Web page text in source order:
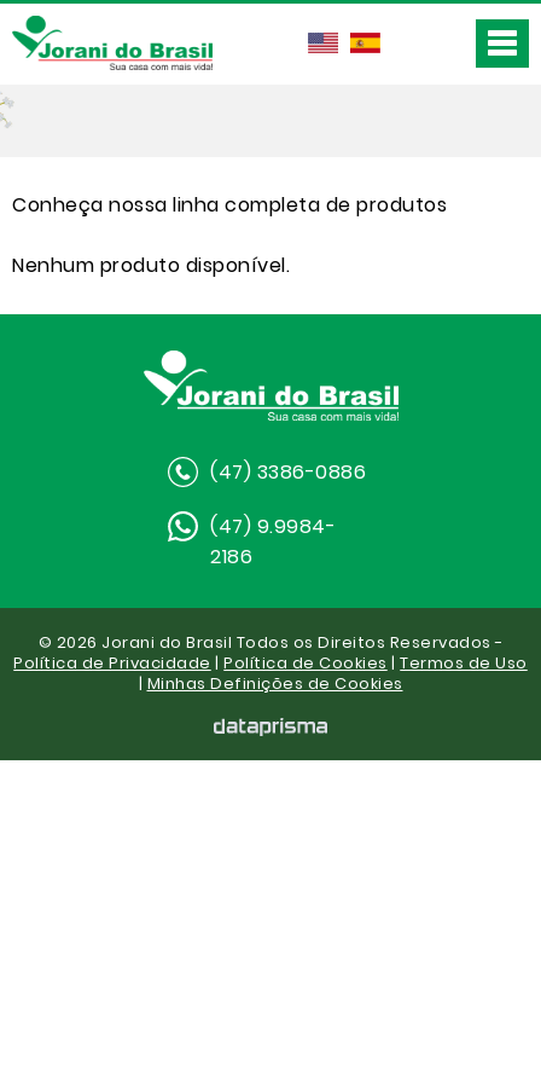
Conheça nossa linha completa de produtos
Nenhum produto disponível.
(47) 3386-0886
(47) 9.9984-
2186
© 2026 Jorani do Brasil Todos os Direitos Reservados -
Política de Privacidade |Política de Cookies |Termos de Uso
| Minhas Definições de Cookies